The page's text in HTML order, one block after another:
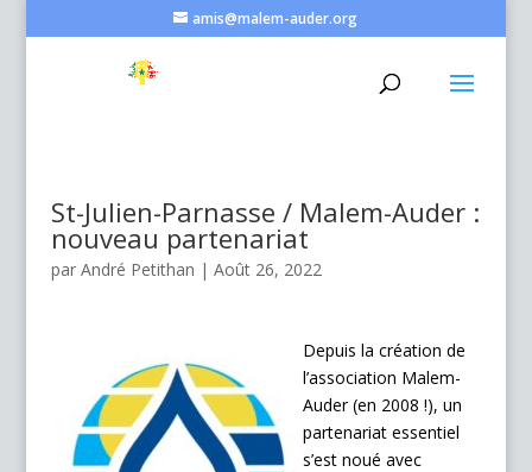
amis@malem-auder.org
St-Julien-Parnasse / Malem-Auder :
nouveau partenariat
par André Petithan | Août 26, 2022
Depuis la création de
l’association Malem-
Auder (en 2008 !), un
partenariat essentiel
s’est noué avec